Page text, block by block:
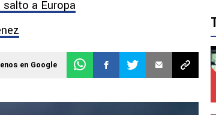
salto a Europa
en Google